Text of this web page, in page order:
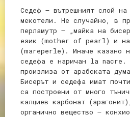
Седеф – вътрешният слой на
мекотели. Не случайно, в
перламутр – „майка на
език (mother of pearl) и на
(mareperle). Иначе казано
седефа е наричан la nacre.
произлиза от арабската
Бисерът и седефа имат
са построени от много
калциев карбонат
органично вещество –